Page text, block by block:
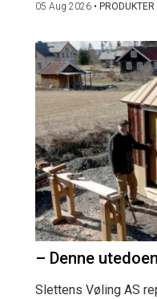
05 Aug 2026 • PRODUKTER
– Denne
Slettens Vøling AS